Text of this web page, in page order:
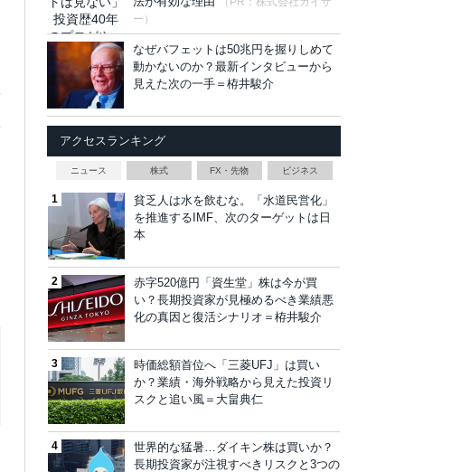
ー）
なぜバフェットは50兆円を握りしめて
動かないのか？最新インタビューから
見えた次の一手＝栫井駿介
アクセスランキング
ニュース 株式 FX・先物 ビジネス
貧乏人は水を飲むな。「水道民営化」
を推進するIMF、次のターゲットは日
本
赤字520億円「資生堂」株は今が買
い？長期投資家が見極めるべき業績悪
化の真因と復活シナリオ＝栫井駿介
時価総額首位へ「三菱UFJ」は買い
か？業績・海外戦略から見えた投資リ
スクと追い風＝大畠典仁
世界的な猛暑…ダイキン株は買いか？
長期投資家が注視すべきリスクと3つの